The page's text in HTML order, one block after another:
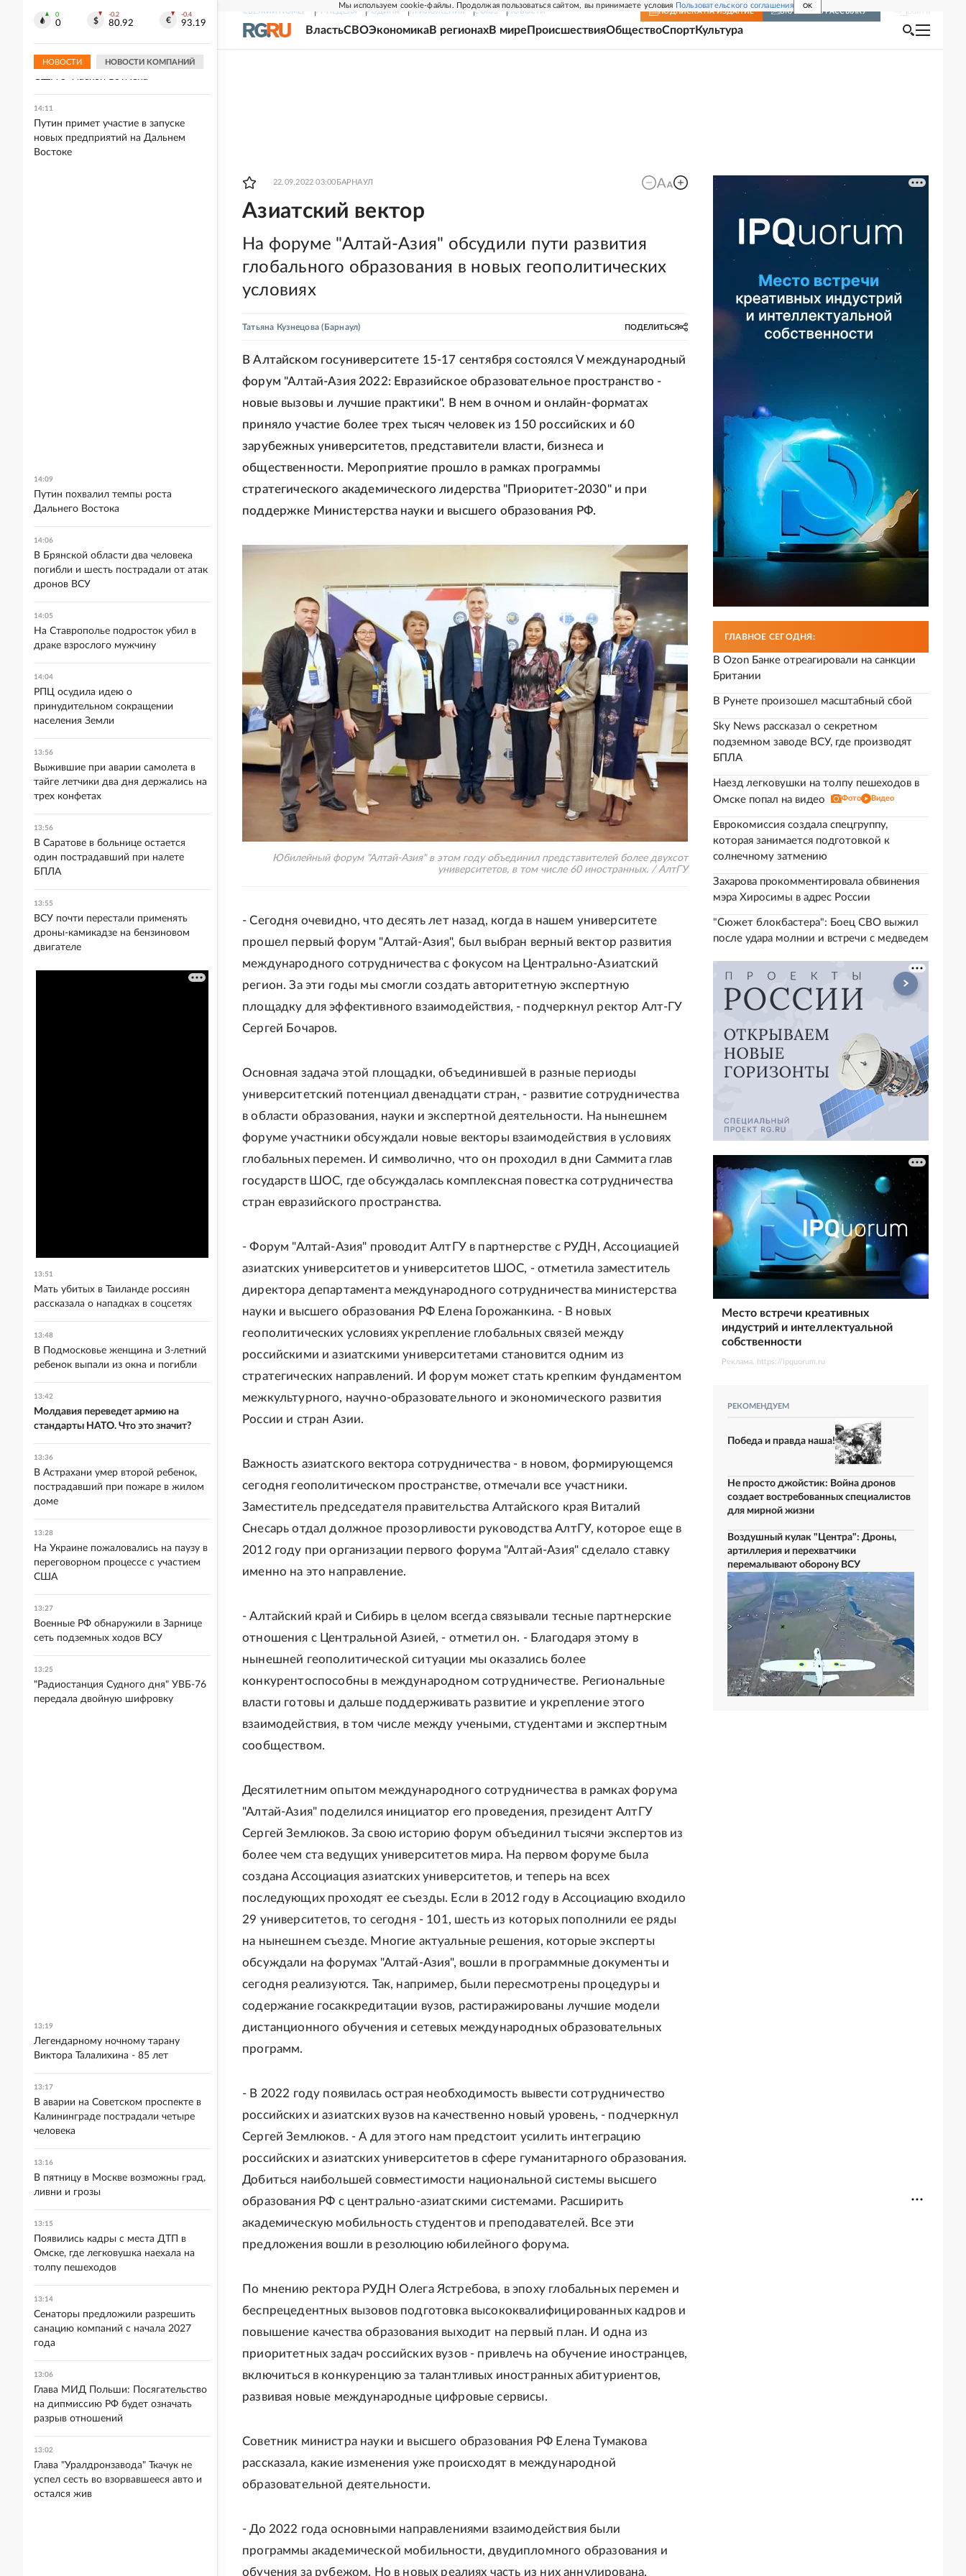
Мы используем cookie-файлы. Продолжая пользоваться сайтом, вы принимаете условия Пользовательского соглашения OK
СВЕЖИЙ НОМЕР РГ-НЕДЕЛЯ РОДИНА ПРИЛОЖЕНИЯ СОЮЗ НОВОСТИ ПОДПИСКА НА ИЗДАНИЕ ВКЛЮЧИТЬ РАССЫЛКУ
ВластьСВОЭкономикаВ регионахВ мире ПроисшествияОбществоСпортКультура
22.09.2022 03:00 БАРНАУЛ
Азиатский вектор
На форуме "Алтай-Азия" обсудили пути развития
глобального образования в новых геополитических
условиях
Татьяна Кузнецова (Барнаул) ПОДЕЛИТЬСЯ
В Алтайском госуниверситете 15-17 сентября состоялся V международный
форум "Алтай-Азия 2022: Евразийское образовательное пространство -
новые вызовы и лучшие практики". В нем в очном и онлайн-форматах
приняло участие более трех тысяч человек из 150 российских и 60
зарубежных университетов, представители власти, бизнеса и
общественности. Мероприятие прошло в рамках программы
стратегического академического лидерства "Приоритет-2030" и при
поддержке Министерства науки и высшего образования РФ.
Юбилейный форум "Алтай-Азия" в этом году объединил представителей более двухсот
университетов, в том числе 60 иностранных. / АлтГУ
- Сегодня очевидно, что десять лет назад, когда в нашем университете
прошел первый форум "Алтай-Азия", был выбран верный вектор развития
международного сотрудничества с фокусом на Центрально-Азиатский
регион. За эти годы мы смогли создать авторитетную экспертную
площадку для эффективного взаимодействия, - подчеркнул ректор Алт-ГУ
Сергей Бочаров.
Основная задача этой площадки, объединившей в разные периоды
университетский потенциал двенадцати стран, - развитие сотрудничества
в области образования, науки и экспертной деятельности. На нынешнем
форуме участники обсуждали новые векторы взаимодействия в условиях
глобальных перемен. И символично, что он проходил в дни Саммита глав
государств ШОС, где обсуждалась комплексная повестка сотрудничества
стран евразийского пространства.
- Форум "Алтай-Азия" проводит АлтГУ в партнерстве с РУДН, Ассоциацией
азиатских университетов и университетов ШОС, - отметила заместитель
директора департамента международного сотрудничества министерства
науки и высшего образования РФ Елена Горожанкина. - В новых
геополитических условиях укрепление глобальных связей между
российскими и азиатскими университетами становится одним из
стратегических направлений. И форум может стать крепким фундаментом
межкультурного, научно-образовательного и экономического развития
России и стран Азии.
Важность азиатского вектора сотрудничества - в новом, формирующемся
сегодня геополитическом пространстве, отмечали все участники.
Заместитель председателя правительства Алтайского края Виталий
Снесарь отдал должное прозорливости руководства АлтГУ, которое еще в
2012 году при организации первого форума "Алтай-Азия" сделало ставку
именно на это направление.
- Алтайский край и Сибирь в целом всегда связывали тесные партнерские
отношения с Центральной Азией, - отметил он. - Благодаря этому в
нынешней геополитической ситуации мы оказались более
конкурентоспособны в международном сотрудничестве. Региональные
власти готовы и дальше поддерживать развитие и укрепление этого
взаимодействия, в том числе между учеными, студентами и экспертным
сообществом.
Десятилетним опытом международного сотрудничества в рамках форума
"Алтай-Азия" поделился инициатор его проведения, президент АлтГУ
Сергей Землюков. За свою историю форум объединил тысячи экспертов из
более чем ста ведущих университетов мира. На первом форуме была
создана Ассоциация азиатских университетов, и теперь на всех
последующих проходят ее съезды. Если в 2012 году в Ассоциацию входило
29 университетов, то сегодня - 101, шесть из которых пополнили ее ряды
на нынешнем съезде. Многие актуальные решения, которые эксперты
обсуждали на форумах "Алтай-Азия", вошли в программные документы и
сегодня реализуются. Так, например, были пересмотрены процедуры и
содержание госаккредитации вузов, растиражированы лучшие модели
дистанционного обучения и сетевых международных образовательных
программ.
- В 2022 году появилась острая необходимость вывести сотрудничество
российских и азиатских вузов на качественно новый уровень, - подчеркнул
Сергей Землюков. - А для этого нам предстоит усилить интеграцию
российских и азиатских университетов в сфере гуманитарного образования.
Добиться наибольшей совместимости национальной системы высшего
образования РФ с центрально-азиатскими системами. Расширить
академическую мобильность студентов и преподавателей. Все эти
предложения вошли в резолюцию юбилейного форума.
По мнению ректора РУДН Олега Ястребова, в эпоху глобальных перемен и
беспрецедентных вызовов подготовка высококвалифицированных кадров и
повышение качества образования выходит на первый план. И одна из
приоритетных задач российских вузов - привлечь на обучение иностранцев,
включиться в конкуренцию за талантливых иностранных абитуриентов,
развивая новые международные цифровые сервисы.
Советник министра науки и высшего образования РФ Елена Тумакова
рассказала, какие изменения уже происходят в международной
образовательной деятельности.
- До 2022 года основными направлениями взаимодействия были
программы академической мобильности, двудипломного образования и
обучения за рубежом. Но в новых реалиях часть из них аннулирована,
ГЛАВНОЕ СЕГОДНЯ:
В Ozon Банке отреагировали на санкции
Британии
В Рунете произошел масштабный сбой
Sky News рассказал о секретном
подземном заводе ВСУ, где производят
БПЛА
Наезд легковушки на толпу пешеходов в
Омске попал на видео
Фото Видео
Еврокомиссия создала спецгруппу,
которая занимается подготовкой к
солнечному затмению
Захарова прокомментировала обвинения
мэра Хиросимы в адрес России
"Сюжет блокбастера": Боец СВО выжил
после удара молнии и встречи с медведем
Место встречи креативных
индустрий и интеллектуальной
собственности
Реклама. https://ipquorum.ru
РЕКОМЕНДУЕМ
Победа и правда наша!
Не просто джойстик: Война дронов
создает востребованных специалистов
для мирной жизни
Воздушный кулак "Центра": Дроны,
артиллерия и перехватчики
перемалывают оборону ВСУ
0
0
-0.2
80.92
-0.4
93.19
НОВОСТИ НОВОСТИ КОМПАНИЙ
оперативное лечение девочки из
США с "маской Бэтмена"
14:11
Путин примет участие в запуске
новых предприятий на Дальнем
Востоке
14:09
Путин похвалил темпы роста
Дальнего Востока
14:06
В Брянской области два человека
погибли и шесть пострадали от атак
дронов ВСУ
14:05
На Ставрополье подросток убил в
драке взрослого мужчину
14:04
РПЦ осудила идею о
принудительном сокращении
населения Земли
13:56
Выжившие при аварии самолета в
тайге летчики два дня держались на
трех конфетах
13:56
В Саратове в больнице остается
один пострадавший при налете
БПЛА
13:55
ВСУ почти перестали применять
дроны-камикадзе на бензиновом
двигателе
13:51
Мать убитых в Таиланде россиян
рассказала о нападках в соцсетях
13:48
В Подмосковье женщина и 3-летний
ребенок выпали из окна и погибли
13:42
Молдавия переведет армию на
стандарты НАТО. Что это значит?
13:36
В Астрахани умер второй ребенок,
пострадавший при пожаре в жилом
доме
13:28
На Украине пожаловались на паузу в
переговорном процессе с участием
США
13:27
Военные РФ обнаружили в Зарнице
сеть подземных ходов ВСУ
13:25
"Радиостанция Судного дня" УВБ-76
передала двойную шифровку
13:19
Легендарному ночному тарану
Виктора Талалихина - 85 лет
13:17
В аварии на Советском проспекте в
Калининграде пострадали четыре
человека
13:16
В пятницу в Москве возможны град,
ливни и грозы
13:15
Появились кадры с места ДТП в
Омске, где легковушка наехала на
толпу пешеходов
13:14
Сенаторы предложили разрешить
санацию компаний с начала 2027
года
13:06
Глава МИД Польши: Посягательство
на дипмиссию РФ будет означать
разрыв отношений
13:02
Глава "Уралдронзавода" Ткачук не
успел сесть во взорвавшееся авто и
остался жив